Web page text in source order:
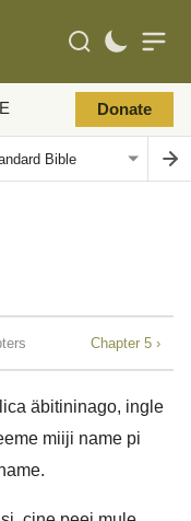
Donate
Chapter 5 ›
äbitininago, ingle
miiji name pi